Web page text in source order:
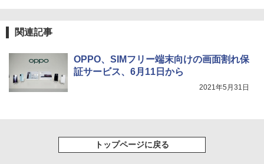
関連記事
OPPO、SIMフリー端末向けの画面割れ保
証サービス、6月11日から
2021年5月31日
トップページに戻る